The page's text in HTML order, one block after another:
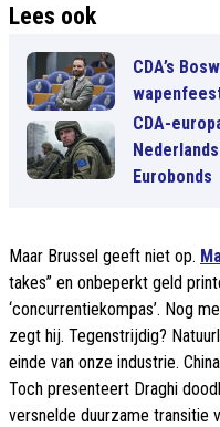
Lees ook
CDA’s
CDA-
Eurobonds
Maar Brussel geeft niet op.
takes” en onbeperkt geld
‘concurrentiekompas’. Nog
zegt hij. Tegenstrijdig?
einde van onze industrie.
Toch presenteert Draghi
versnelde duurzame transitie